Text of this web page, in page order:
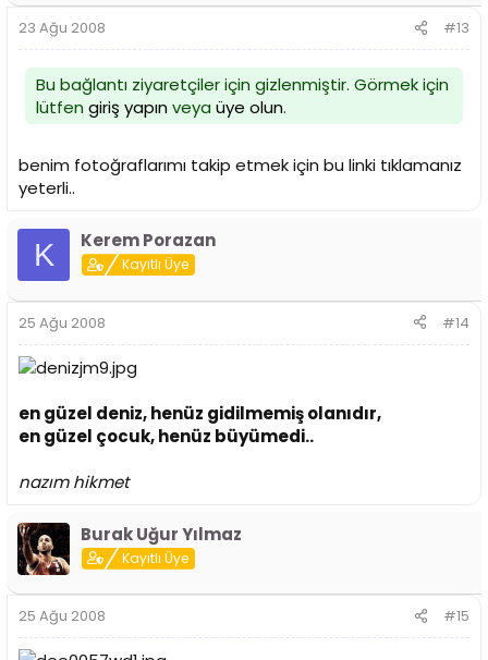
23 Ağu 2008 #13
Bu bağlantı ziyaretçiler için gizlenmiştir. Görmek için
lütfen giriş yapınveya üye olun.
benim fotoğraflarımı takip etmek için bu linki tıklamanız
yeterli..
K Kerem Porazan
Kayıtlı Üye
25 Ağu 2008 #14
en güzel deniz, henüz gidilmemiş olanıdır,
en güzel çocuk, henüz büyümedi..
nazım hikmet
Burak Uğur Yılmaz
Kayıtlı Üye
25 Ağu 2008 #15